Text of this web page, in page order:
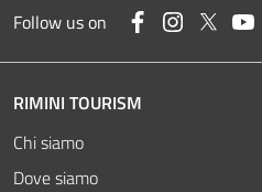
Follow us on
FacebookInstagram
Twitter
RIMINI TOURISM
Chi siamo
Dove siamo